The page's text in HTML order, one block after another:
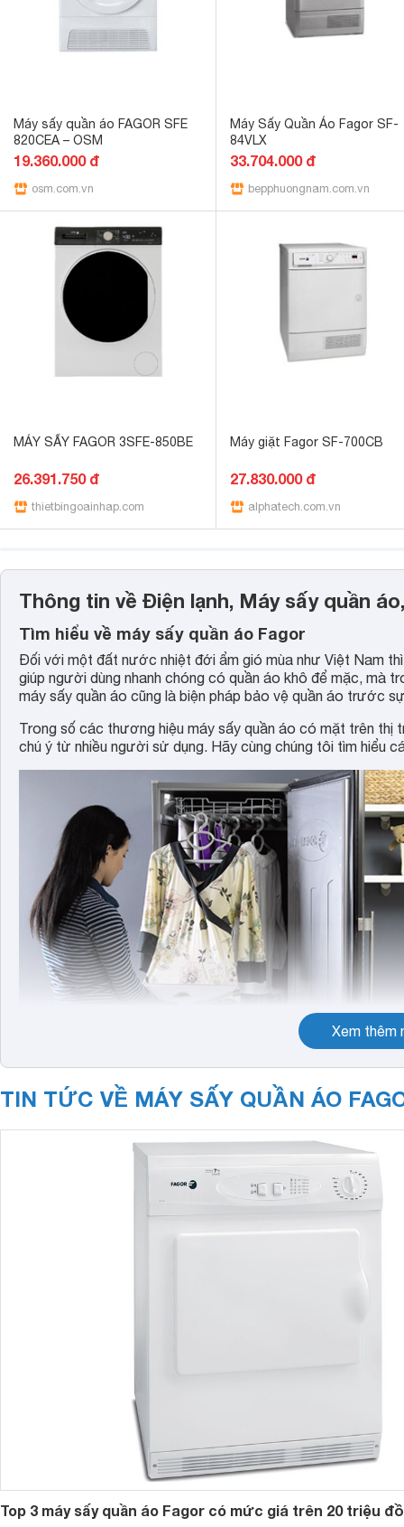
Máy sấy quần áo FAGOR SFE
820CEA – OSM
19.360.000 đ
osm.com.vn
Máy Sấy Quần Áo Fagor SF-
84VLX
33.704.000 đ
bepphuongnam.com.vn
MÁY SẤY FAGOR 3SFE-850BE
26.391.750 đ
thietbingoainhap.com
Máy giặt Fagor SF-700CB
27.830.000 đ
alphatech.com.vn
Thông tin về Điện lạnh, Máy sấy quần
Tìm hiểu về máy sấy quần áo Fagor
Đối với một đất nước nhiệt đới ẩm gió mùa như Việt Nam
giúp người dùng nhanh chóng có quần áo khô để mặc, mà
máy sấy quần áo cũng là biện pháp bảo vệ quần áo trước
Trong số các thương hiệu máy sấy quần áo có mặt trên thị
chú ý từ nhiều người sử dụng. Hãy cùng chúng tôi tìm hiểu
Lịch sử của Fagor bắt đầu từ năm 1956, nổi tiếng với các
2. Fagor có những loại máy sấy quần áo nào?
Fagor nổi tiếng với các dòng máy sấy quần áo chuyên
đảo người sử dụng tại châu Âu.
Máy sấy quần áo Fagor có nhiều khối lượng, từ 7kg tới
được sử dụng trong các xưởng giặt sấy hoặc cho các
Xem thêm
TIN TỨC VỀ MÁY SẤY QUẦN ÁO
Top 3 máy sấy quần áo Fagor có mức giá trên 20 triệu